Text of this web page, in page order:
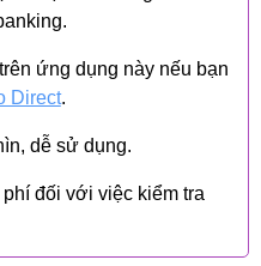
ứng dụng này nếu bạn
Direct.
dễ sử dụng.
đối với việc kiểm tra